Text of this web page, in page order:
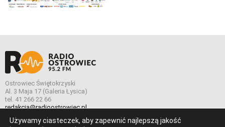
Ostrowiec Świętokrzyski
Al. 3 Maja 17 (Galeria Łysica)
tel. 41 266 22 66
redakcja@radioostrowiec.pl
Używamy ciasteczek, aby zapewnić najlepszą jakość